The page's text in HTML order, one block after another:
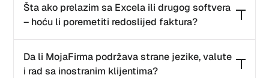
Šta ako prelazim sa Excela ili drugog softvera
– hoću li poremetiti redoslijed faktura?
uneseš naredni broj fakture, i nama javiš da ti za
sledeću fakturu automatski nastavi brojanje.
Da li MojaFirma podržava strane jezike, valute
i rad sa inostranim klijentima?